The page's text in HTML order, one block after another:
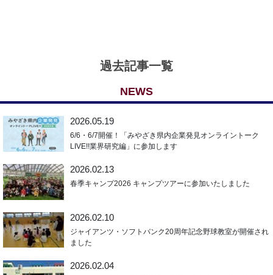
過去記事一覧
NEWS
2026.05.19
6/6・6/7開催！「みやざき県内企業発見オンライントーク
LIVE!!業界研究編」に参加します
2026.02.13
春季キャンプ2026 キャンプツアーに参加いたしました
2026.02.10
ジャイアンツ・ソフトバンク20周年記念野球教室が開催され
ました
2026.02.04